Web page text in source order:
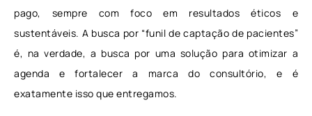
pago, sempre com foco em resultados éticos e
sustentáveis. A busca por “funil de captação de pacientes”
é, na verdade, a busca por uma solução para otimizar a
agenda e fortalecer a marca do consultório, e é
exatamente isso que entregamos.